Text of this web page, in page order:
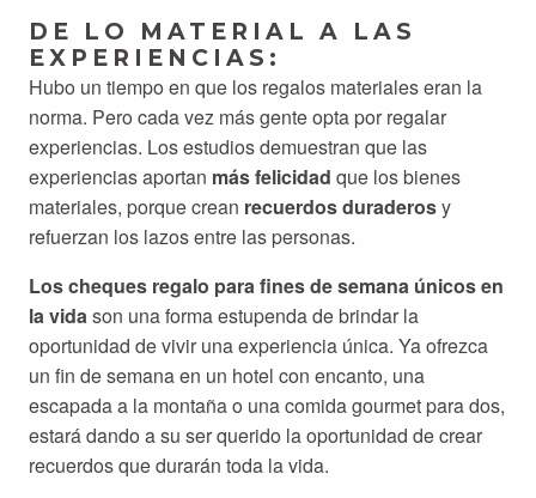
DE LO MATERIAL A LAS
EXPERIENCIAS:
Hubo un tiempo en que los regalos materiales eran la
norma. Pero cada vez más gente opta por regalar
experiencias. Los estudios demuestran que las
experiencias aportan más felicidad que los bienes
materiales, porque crean recuerdos duraderosy
refuerzan los lazos entre las personas.
Los cheques regalo para fines de semana únicos en
la vidason una forma estupenda de brindar la
oportunidad de vivir una experiencia única. Ya ofrezca
un fin de semana en un hotel con encanto, una
escapada a la montaña o una comida gourmet para dos,
estará dando a su ser querido la oportunidad de crear
recuerdos que durarán toda la vida.